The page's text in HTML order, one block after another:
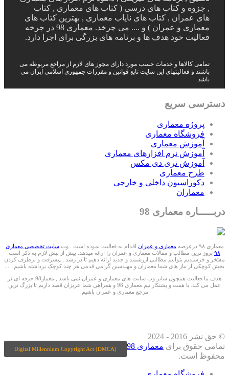
, جزوه و کتاب های درسی ( کتاب های معماری , کتاب
های عمران , کتاب های نایاب معماری , بهترین کتاب های
معماری و عمران ) و .... می چرخد. معماری 98 در چرخه
فعالیت خود هدف ها و برنامه های بزرگی برای اجرا دارد.
تمامی کالاها و خدمات حسب مورد دارای مجوز های لازم از مراجع مربوطه می
باشند و فعالیتهای این سایت تابع قوانین و مقررات جمهوری اسلامی ایران می
باشد
دسترسی سریع
پروژه معماری
فروشگاه معماری
آموزش معماری
آموزش نرم افزارهای معماری
آموزش تری دی مکس
طرح معماری
دکوراسیون داخلی و خارجی
معماران
دربـــــاره معماری 98
معماری ۹۸ درعرصه معماری و عمران اقدام به فعالیت نموده است . وبسایت تخصصی معماری
۹۸ بروز ترین مطالب و مقالات معماری و عمران را ارائه میدهد. پیش از پیش لازم به ذکر است
مفتخر و خرسندیم بتوانیم مطالبی ارزشمند و جدید ارائه دهیم تا در رشد , پیشرفت و برطرف کردن
بخش کوچکی از نیاز های شما معماران و مهندسین گرامی قدمی هر چند کوچک برداشته باشیم. ....
هدف ما فعالیت همچون سایر وب سایت های معماری و عمران نمی باشد , معمار98 حرفه ای تر
عمل می کند. با همت و پشتکار تیم معماری 98 و همراهی شما عزیزان قصد داریم تا بزرگ ترین
مرجع معماری و عمران باشیم.
Digital Millennium Copyright Act (DMCA)
© حق نشر 2016 - 2024
تمامی حقوق برای معماری 98
محفوظ است.